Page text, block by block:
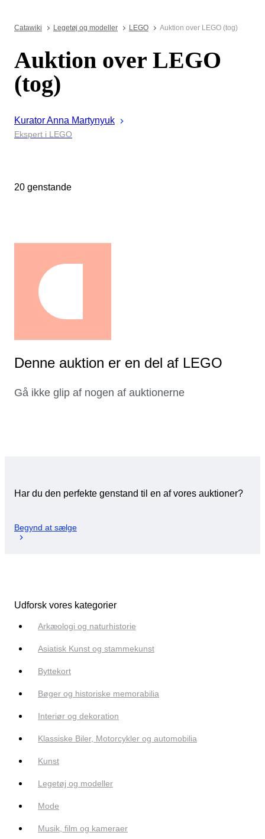
Catawiki Legetøj og modeller LEGO Auktion over LEGO (tog)
Auktion over LEGO
(tog)
KuratorAnna Martynyuk
Ekspert i LEGO
20 genstande
Denne auktion er en del af LEGO
Gå ikke glip af nogen af auktionerne
Har du den perfekte genstand til en af vores auktioner?
Begynd at sælge
Udforsk vores kategorier
Arkæologi og naturhistorie
Asiatisk Kunst og stammekunst
Byttekort
Bøger og historiske memorabilia
Interiør og dekoration
Klassiske Biler, Motorcykler og automobilia
Kunst
Legetøj og modeller
Mode
Musik, film og kameraer